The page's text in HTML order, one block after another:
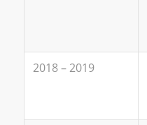
2018 – 2019